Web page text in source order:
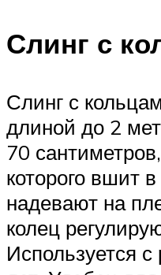
Слинг с
Слинг с
длиной до 2
70
которого вшит
надевают на
колец
Используется